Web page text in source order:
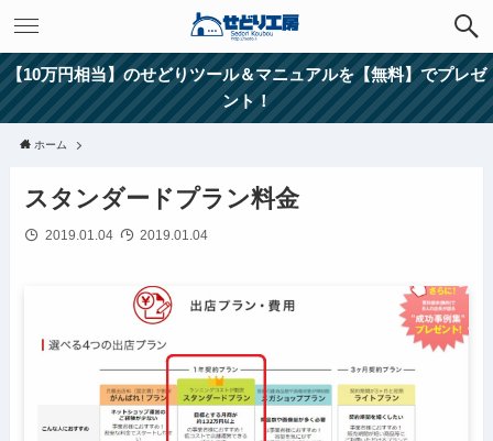
【10万円相当】のせどりツール＆マニュアルを【無料】でプレゼ
ント！
ホーム
スタンダードプラン料金
2019.01.04 2019.01.04